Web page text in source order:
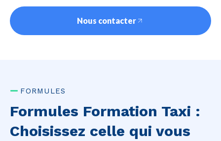
Nous contacter
FORMULES
Formules Formation Taxi :
Choisissez celle qui vous